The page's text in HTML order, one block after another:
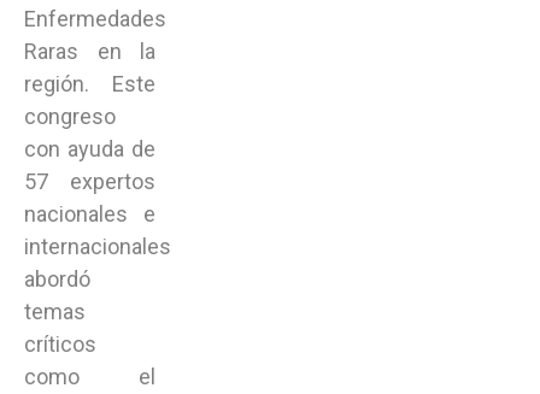
Enfermedades
Raras en la
región. Este
congreso
con ayuda de
57 expertos
nacionales e
internacionales
abordó
temas
críticos
como el